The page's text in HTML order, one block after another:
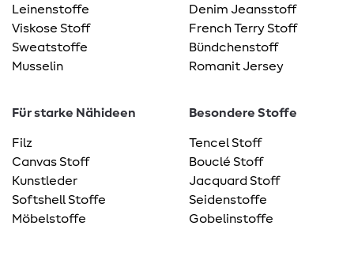
Leinenstoffe
Viskose Stoff
Sweatstoffe
Musselin
Denim Jeansstoff
French Terry Stoff
Bündchenstoff
Romanit Jersey
Für starke Nähideen
Filz
Canvas Stoff
Kunstleder
Softshell Stoffe
Möbelstoffe
Besondere Stoffe
Tencel Stoff
Bouclé Stoff
Jacquard Stoff
Seidenstoffe
Gobelinstoffe